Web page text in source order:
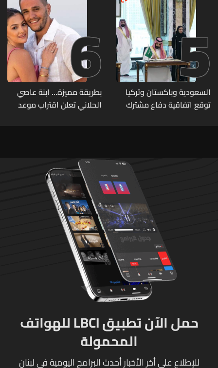
5
السعودية وباكستان وتركيا
توقع اتفاقية دفاع مشترك
6
بطريقة مميزة… ابنة عاصي
الحلاني تعلن اقتراب موعد
حمل الآن تطبيق LBCI للهواتف
المحمولة
للإطلاع على أخر الأخبار أحدث البرامج اليومية في لبنان